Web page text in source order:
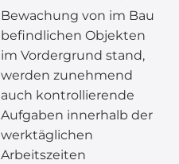
Bewachung von im Bau
befindlichen Objekten
im Vordergrund stand,
werden zunehmend
auch kontrollierende
Aufgaben innerhalb der
werktäglichen
Arbeitszeiten